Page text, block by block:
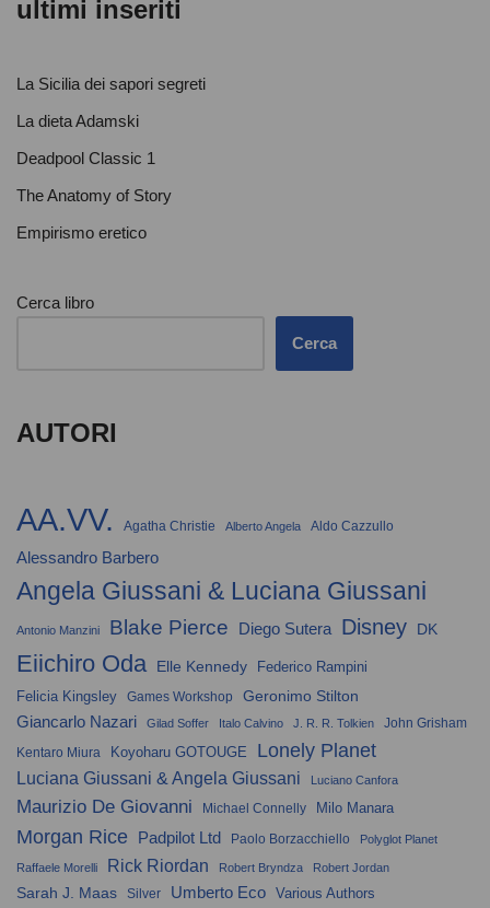
ultimi inseriti
La Sicilia dei sapori segreti
La dieta Adamski
Deadpool Classic 1
The Anatomy of Story
Empirismo eretico
Cerca libro
Cerca
AUTORI
AA.VV. Agatha Christie Alberto Angela Aldo Cazzullo
Alessandro Barbero
Angela Giussani & Luciana Giussani
Antonio Manzini Blake Pierce Diego Sutera Disney DK
Eiichiro Oda Elle Kennedy Federico Rampini
Felicia Kingsley Games Workshop
Geronimo Stilton
Giancarlo Nazari
Gilad Soffer Italo Calvino J. R. R. Tolkien
John Grisham
Kentaro Miura
Koyoharu GOTOUGE Lonely Planet
Luciana Giussani & Angela Giussani Luciano Canfora
Maurizio De Giovanni Michael Connelly Milo Manara
Morgan Rice Padpilot Ltd Paolo Borzacchiello Polyglot Planet
Raffaele Morelli Rick Riordan Robert Bryndza Robert Jordan
Sarah J. Maas Silver Umberto Eco Various Authors